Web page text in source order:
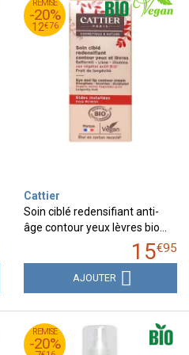
REMISE
-20%
12€76
15
€
95
12
€
76
Cattier
Soin ciblé redensifiant anti-
âge contour yeux lèvres bio…
15€95
AJOUTER
REMISE
-20%
8
€
95